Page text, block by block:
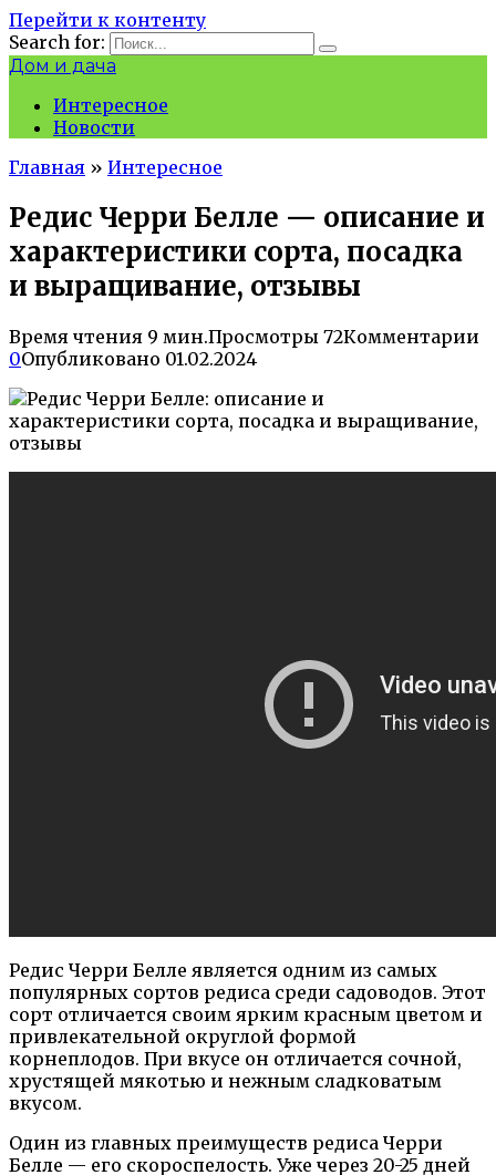
Перейти к контенту
Search for:
Дом и дача
Интересное
Новости
Главная » Интересное
Редис Черри Белле — описание и
характеристики сорта, посадка
и выращивание, отзывы
Время чтения 9 мин.Просмотры 72Комментарии
0Опубликовано 01.02.2024
Редис Черри Белле является одним из самых
популярных сортов редиса среди садоводов. Этот
сорт отличается своим ярким красным цветом и
привлекательной округлой формой
корнеплодов. При вкусе он отличается сочной,
хрустящей мякотью и нежным сладковатым
вкусом.
Один из главных преимуществ редиса Черри
Белле — его скороспелость. Уже через 20-25 дней